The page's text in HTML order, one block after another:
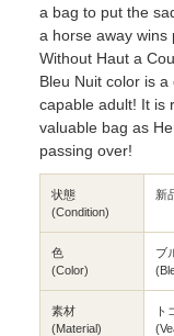
a bag to put the
a horse away wins
Without Haut a
Bleu Nuit color is
capable adult! It is
valuable bag as
passing over!
状態
(Condition)
新
色
(Color)
ブ
素材
(Material)
ト